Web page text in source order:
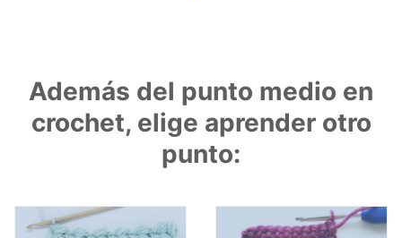
Además del punto medio en
crochet, elige aprender otro
punto: